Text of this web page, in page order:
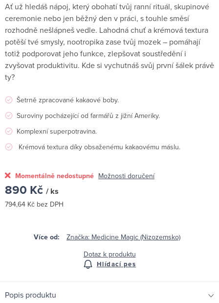
Ať už hledáš nápoj, který obohatí tvůj ranní rituál, skupinové
ceremonie nebo jen běžný den v práci, s touhle směsí
rozhodně nešlápneš vedle. Lahodná chuť a krémová textura
potěší tvé smysly, nootropika zase tvůj mozek – pomáhají
totiž podporovat jeho funkce, zlepšovat soustředění i
zvyšovat produktivitu. Kde si vychutnáš svůj první šálek právě
ty?
Šetrně zpracované kakaové boby.
Suroviny pocházející od farmářů z jižní Ameriky.
Komplexní superpotravina.
Krémová textura díky obsaženému kakaovému máslu.
Momentálně nedostupné Možnosti doručení
890 Kč / ks
794,64 Kč bez DPH
Značka: Medicine Magic (Nizozemsko)
Dotaz k produktu
Hlídací pes
Popis produktu